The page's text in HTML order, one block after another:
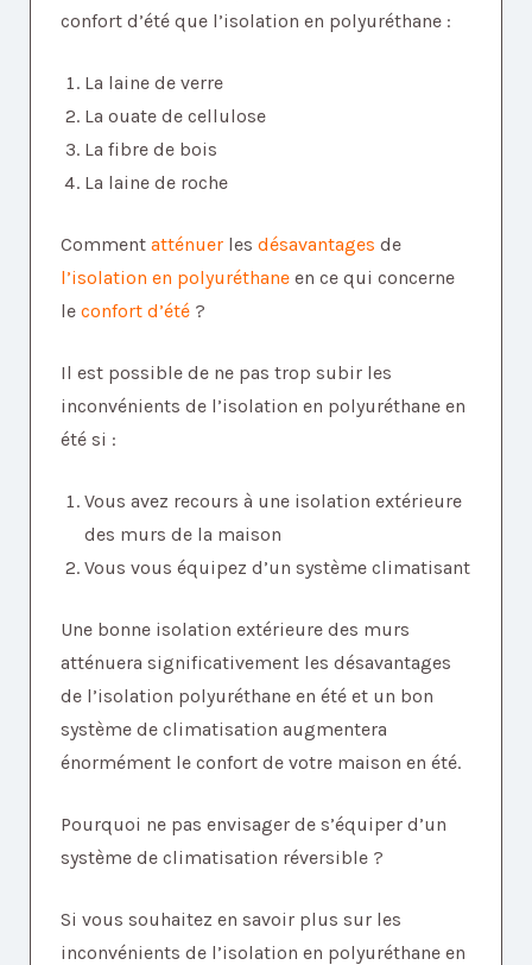
confort d’été que l’isolation en polyuréthane :
La laine de verre
La ouate de cellulose
La fibre de bois
La laine de roche
Comment atténuer les désavantages de
l’isolation en polyuréthane en ce qui concerne
le confort d’été ?
Il est possible de ne pas trop subir les
inconvénients de l’isolation en polyuréthane en
été si :
Vous avez recours à une isolation extérieure
des murs de la maison
Vous vous équipez d’un système climatisant
Une bonne isolation extérieure des murs
atténuera significativement les désavantages
de l’isolation polyuréthane en été et un bon
système de climatisation augmentera
énormément le confort de votre maison en été.
Pourquoi ne pas envisager de s’équiper d’un
système de climatisation réversible ?
Si vous souhaitez en savoir plus sur les
inconvénients de l’isolation en polyuréthane en